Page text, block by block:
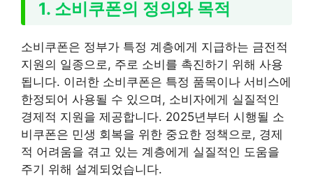
1. 소비쿠폰의 정의와 목적
소비쿠폰은 정부가 특정 계층에게 지급하는 금전적
지원의 일종으로, 주로 소비를 촉진하기 위해 사용
됩니다. 이러한 소비쿠폰은 특정 품목이나 서비스에
한정되어 사용될 수 있으며, 소비자에게 실질적인
경제적 지원을 제공합니다. 2025년부터 시행될 소
비쿠폰은 민생 회복을 위한 중요한 정책으로, 경제
적 어려움을 겪고 있는 계층에게 실질적인 도움을
주기 위해 설계되었습니다.